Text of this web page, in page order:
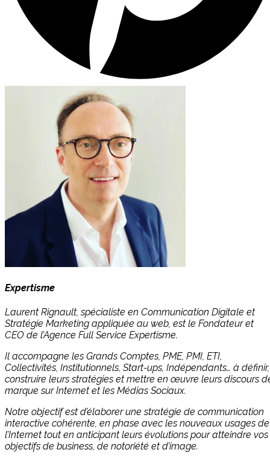
Expertisme
Laurent Rignault, spécialiste en Communication Digitale et
Stratégie Marketing appliquée au web, est le Fondateur et
CEO de l’Agence Full Service Expertisme.
Il accompagne les Grands Comptes, PME, PMI, ETI,
Collectivités, Institutionnels, Start-ups, Indépendants… à définir,
construire leurs stratégies et mettre en œuvre leurs discours
marque sur Internet et les Médias Sociaux.
Notre objectif est d’élaborer une stratégie de communication
interactive cohérente, en phase avec les nouveaux usages de
l’Internet tout en anticipant leurs évolutions pour atteindre vos
objectifs de business, de notoriété et d’image.